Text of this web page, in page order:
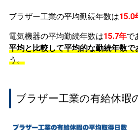
ブラザー工業の平均勤続年数は15.0
電気機器の平均勤続年数は15.7年で
平均と比較して平均的な勤続年数で
う。
ブラザー工業の有給休暇